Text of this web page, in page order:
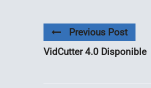
Previous Post
VidCutter 4.0 Disponible